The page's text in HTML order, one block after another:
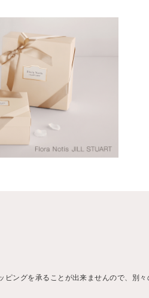
ングを承ることが出来ませんので、別々